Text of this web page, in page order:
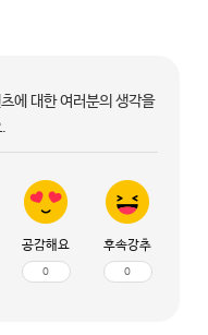
에 대한 여러분의 생각을
공감해요
0
후속강추
0